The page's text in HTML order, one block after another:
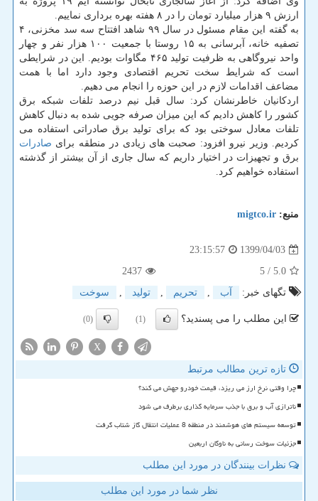
ارزش ۹ هزار میلیارد تومان را در ۸ هفته بهره برداری نماییم.
به گفته این مقام مسئول در سال ۹۹ شاهد افتتاح سه سد مخزنی، ۴
تصفیه خانه، آبرسانی به ۱۵ روستا با جمعیت ۱۰۰ هزار نفر و چهار
واحد نیروگاهی به ظرفیت تولید ۴۶۵ مگاوات بودیم. این در شرایطی
است که شرایط سخت تحریم اقتصادی وجود دارد اما با همت
مضاعف اقدامات لازم در این حوزه را انجام می دهیم.
اردکانیان خاطرنشان کرد: سال قبل نیم درصد تلفات شبکه برق
کشور را کاهش دادیم که این میزان صرفه جویی شده به دنبال کاهش
تلفات معادل سوختی بود که برای تولید برق صادراتی استفاده می
کردیم. وزیر نیرو افزود: صحبت های زیادی در منطقه برای صادرات
برق و تجهیزات در اختیار داریم که سال جاری از آن بیشتر از گذشته
استفاده خواهیم کرد.
منبع: migtco.ir
1399/04/03
23:15:57
5.0
/ 5
2437
تگهای خبر:
آب , تحریم , تولید , سوخت
این مطلب را می پسندید؟ (1)
(0)
X
تازه ترین مطالب مرتبط
چرا وقتی نرخ ارز می ریزد، قیمت خودرو جهش می کند؟
ناترازی آب و برق با جذب سرمایه گذاری برطرف می شود
توسعه سیستم های هوشمند در منطقه 8 عملیات انتقال گاز شتاب گرفت
جزئیات سوخت رسانی به ناوگان اربعین
نظرات بینندگان در مورد این مطلب
نظر شما در مورد این مطلب